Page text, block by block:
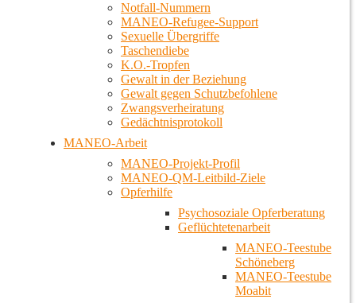
Notfall-Nummern
MANEO-Refugee-Support
Sexuelle Übergriffe
Taschendiebe
K.O.-Tropfen
Gewalt in der Beziehung
Gewalt gegen Schutzbefohlene
Zwangsverheiratung
Gedächtnisprotokoll
MANEO-Arbeit
MANEO-Projekt-Profil
MANEO-QM-Leitbild-Ziele
Opferhilfe
Psychosoziale Opferberatung
Geflüchtetenarbeit
MANEO-Teestube
Schöneberg
MANEO-Teestube
Moabit